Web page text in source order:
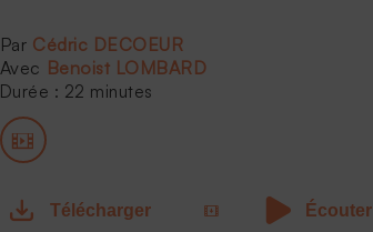
Cédric DECOEUR
Benoist LOMBARD
Durée : 22 minutes
Télécharger Écouter